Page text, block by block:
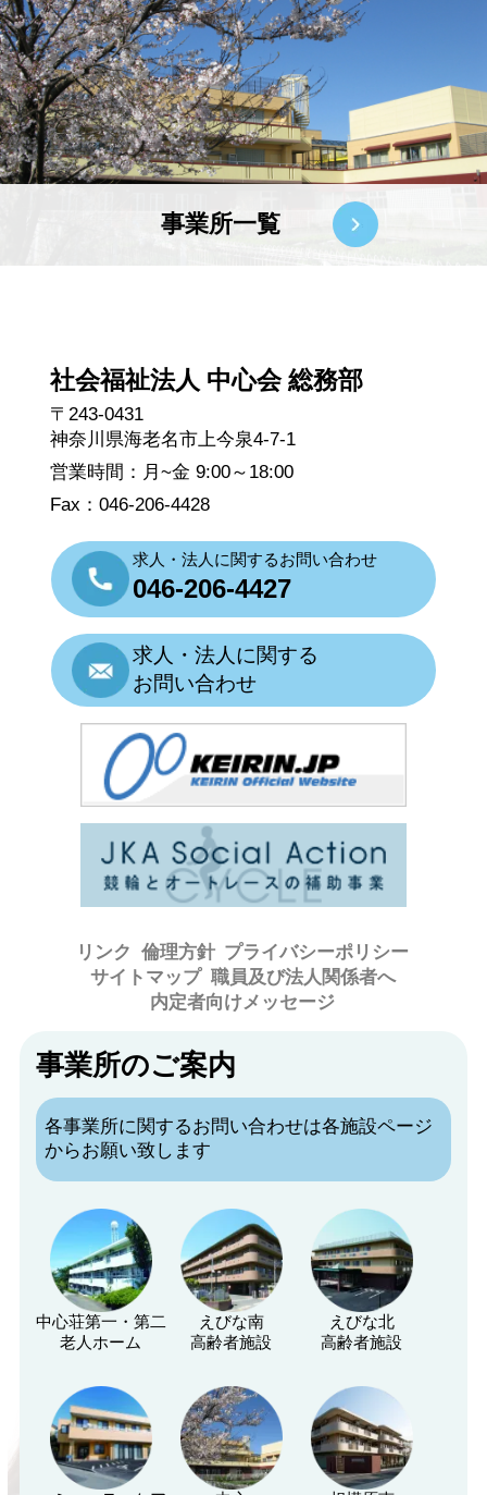
事業所一覧
社会福祉法人 中心会 総務部
〒243-0431
神奈川県海老名市上今泉4-7-1
営業時間：月~金 9:00～18:00
Fax：046-206-4428
求人・法人に関するお問い合わせ
046-206-4427
求人・法人に関する
お問い合わせ
リンク 倫理方針 プライバシーポリシー
サイトマップ 職員及び法人関係者へ
内定者向けメッセージ
事業所のご案内
各事業所に関するお問い合わせは各施設ページ
からお願い致します
中心荘第一・第二
老人ホーム
えびな南
高齢者施設
えびな北
高齢者施設